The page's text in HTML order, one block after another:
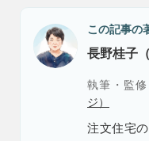
この記事の
長野桂子
執筆・監
ジ）
注文住宅